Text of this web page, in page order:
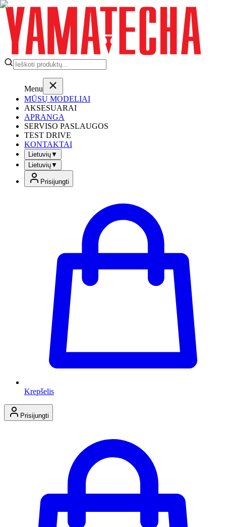
Menu
MŪSŲ MODELIAI
AKSESUARAI
APRANGA
SERVISO PASLAUGOS
TEST DRIVE
KONTAKTAI
Lietuvių▼
Lietuvių▼
Prisijungti
Krepšelis
Prisijungti